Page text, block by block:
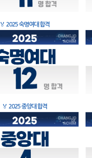
🏅 2025 숙명여대 합격
🏅 2025 중앙대 합격